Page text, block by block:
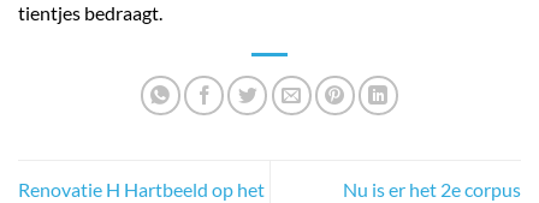
tientjes bedraagt.
Renovatie H Hartbeeld op het
Nu is er het 2e corpus